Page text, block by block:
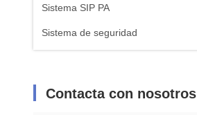
Sistema SIP PA
Sistema de seguridad
Contacta con nosotros